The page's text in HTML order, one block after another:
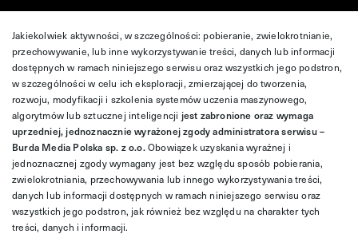
Jakiekolwiek aktywności, w szczególności: pobieranie, zwielokrotnianie,
przechowywanie, lub inne wykorzystywanie treści, danych lub informacji
dostępnych w ramach niniejszego serwisu oraz wszystkich jego podstron,
w szczególności w celu ich eksploracji, zmierzającej do tworzenia,
rozwoju, modyfikacji i szkolenia systemów uczenia maszynowego,
algorytmów lub sztucznej inteligencji jest zabronione oraz wymaga
uprzedniej, jednoznacznie wyrażonej zgody administratora serwisu –
Burda Media Polska sp. z o.o.Obowiązek uzyskania wyraźnej i
jednoznacznej zgody wymagany jest bez względu sposób pobierania,
zwielokrotniania, przechowywania lub innego wykorzystywania treści,
danych lub informacji dostępnych w ramach niniejszego serwisu oraz
wszystkich jego podstron, jak również bez względu na charakter tych
treści, danych i informacji.